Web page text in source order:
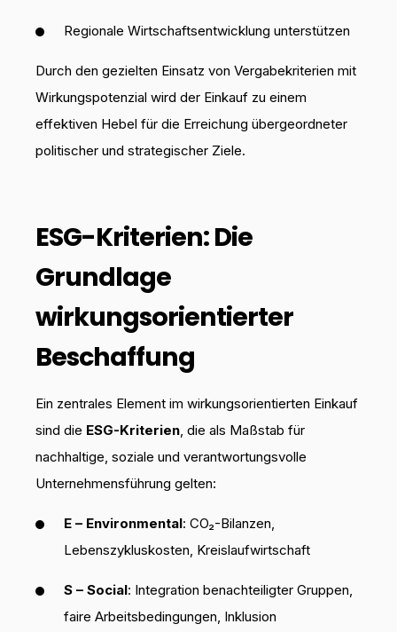
Regionale Wirtschaftsentwicklung unterstützen
Durch den gezielten Einsatz von Vergabekriterien mit
Wirkungspotenzial wird der Einkauf zu einem
effektiven Hebel für die Erreichung übergeordneter
politischer und strategischer Ziele.
ESG-Kriterien: Die
Grundlage
wirkungsorientierter
Beschaffung
Ein zentrales Element im wirkungsorientierten Einkauf
sind die ESG-Kriterien, die als Maßstab für
nachhaltige, soziale und verantwortungsvolle
Unternehmensführung gelten:
E – Environmental: CO₂-Bilanzen,
Lebenszykluskosten, Kreislaufwirtschaft
S – Social: Integration benachteiligter Gruppen,
faire Arbeitsbedingungen, Inklusion